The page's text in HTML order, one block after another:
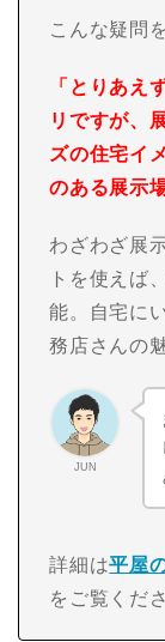
こんな疑問
「とりあえ
リですが、
ズの住宅イ
のある展示
わざわざ展
トを使えば
能。自宅に
務店さんの
JUN
詳細は平屋
をご覧くだ